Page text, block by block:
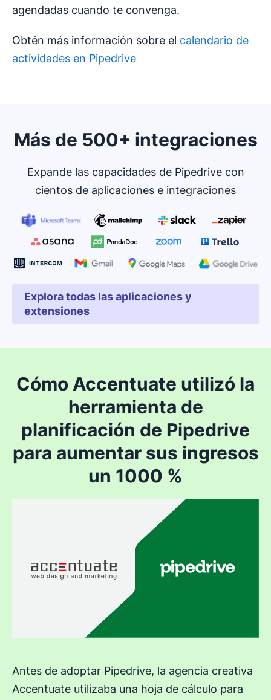
agendadas cuando te convenga.
Obtén más información sobre el calendario de
actividades en Pipedrive
Más de 500+ integraciones
Expande las capacidades de Pipedrive con
cientos de aplicaciones e integraciones
Explora todas las aplicaciones y
extensiones
Cómo Accentuate utilizó la
herramienta de
planificación de Pipedrive
para aumentar sus ingresos
un 1000 %
Antes de adoptar Pipedrive, la agencia creativa
Accentuate utilizaba una hoja de cálculo para